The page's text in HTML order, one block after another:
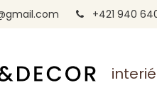
+421 940